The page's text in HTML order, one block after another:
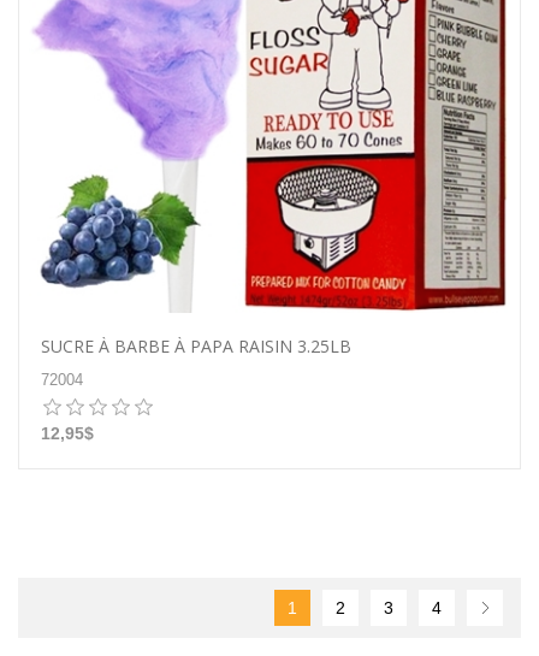
SUCRE À BARBE À PAPA RAISIN 3.25LB
72004
12,95$
1 2 3 4